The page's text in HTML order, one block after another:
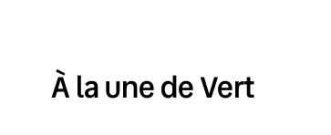
À la une de Vert